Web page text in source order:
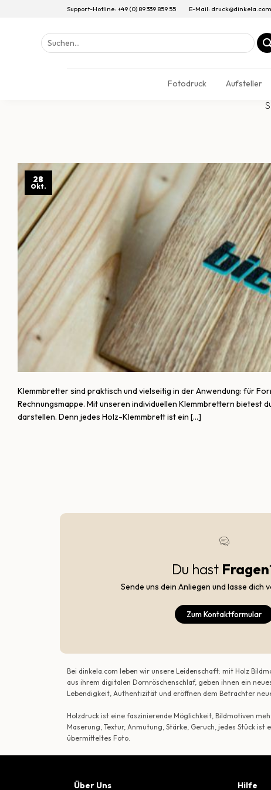
Support-Hotline: +49 (0) 89 339 859 55 E-Mail: druck@dinkela.com
Suchen
nach:
Fotodruck Aufsteller
28
Okt.
Klemmbretter sind praktisch und vielseitig in der Anwendung: für
Rechnungsmappe. Mit unseren individuellen Klemmbrettern
darstellen. Denn jedes Holz-Klemmbrett ist ein […]
Du hast
Sende uns dein Anliegen und lasse dich
Zum Kontaktformular
Bei dinkela.com leben wir unsere Leidenschaft: mit Holz
aus ihrem digitalen Dornröschenschlaf, geben ihnen ein
Lebendigkeit, Authentizität und eröffnen dem Betrachter
Holzdruck ist eine faszinierende Möglichkeit, Bildmotiven
Maserung, Textur, Anmutung, Stärke, Geruch, jedes Stück
übermitteltes Foto.
Über Uns Hilfe